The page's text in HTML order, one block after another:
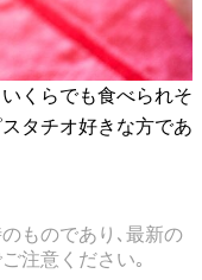
くらでも食べられそ
タチオ好きな方であ
ものであり､最新の
注意ください｡